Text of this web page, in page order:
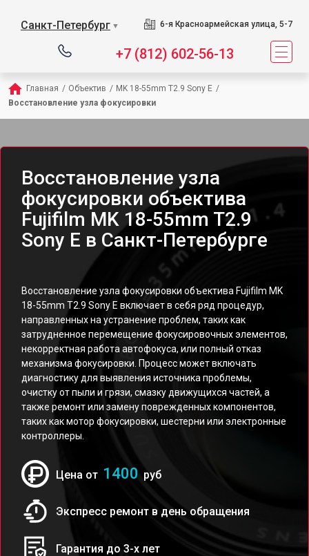
Санкт-Петербург ▼ 6-я Красноармейская улица, 5-7
+7 (812) 602-56-13
Главная / Объектив / MK 18-55mm T2.9 Sony E /
Восстановление узла фокусировки
Восстановление узла
фокусировки объектива
Fujifilm MK 18-55mm T2.9
Sony E в Санкт-Петербурге
Восстановление узла фокусировки объектива Fujifilm MK
18-55mm T2.9 Sony E включает в себя ряд процедур,
направленных на устранение проблем, таких как
затрудненное перемещение фокусировочных элементов,
некорректная работа автофокуса, или полный отказ
механизма фокусировки. Процесс может включать
диагностику для выявления источника проблемы,
очистку от пыли и грязи, смазку движущихся частей, а
также ремонт или замену поврежденных компонентов,
таких как мотор фокусировки, шестерни или электронные
контроллеры.
Цена от 1400 руб
Экспресс ремонт в день обращения
Гарантия до 3-х лет